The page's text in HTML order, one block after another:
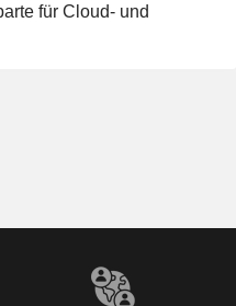
für Cloud- und